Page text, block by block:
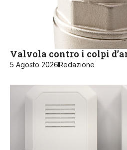
Valvola contro i colpi
5 Agosto 2026Redazione